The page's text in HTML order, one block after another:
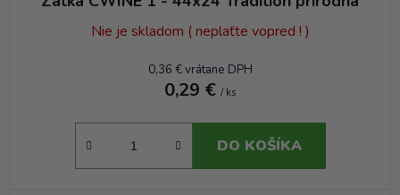
Nie je skladom ( neplaťte vopred ! )
0,36 € vrátane DPH
0,29 € / ks
DO KOŠÍKA